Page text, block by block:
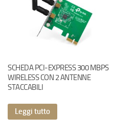
SCHEDA PCI-EXPRESS 300 MBPS
WIRELESS CON 2 ANTENNE
STACCABILI
Leggi tutto